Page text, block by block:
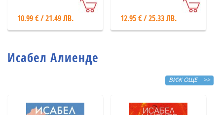
10.99 € / 21.49 ЛВ. 12.95 € / 25.33 ЛВ.
Исабел Алиенде
ВИЖ ОЩЕ >>